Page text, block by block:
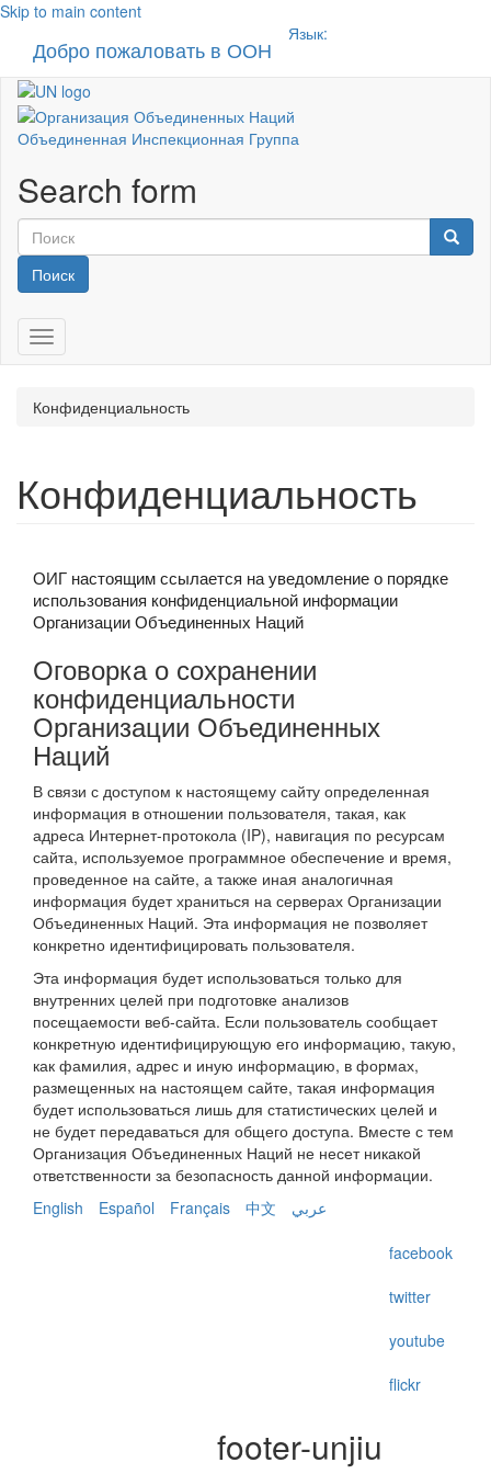
Skip to main content
Добро пожаловать в ООН
Язык:
Объединенная Инспекционная Группа
Search form
Поиск
Toggle navigation
Конфиденциальность
Конфиденциальность
ОИГ настоящим ссылается на уведомление о порядке
использования конфиденциальной информации
Организации Объединенных Наций
Оговорка о сохранении
конфиденциальности
Организации Объединенных
Наций
В связи с доступом к настоящему сайту определенная
информация в отношении пользователя, такая, как
адреса Интернет-протокола (IP), навигация по ресурсам
сайта, используемое программное обеспечение и время,
проведенное на сайте, а также иная аналогичная
информация будет храниться на серверах Организации
Объединенных Наций. Эта информация не позволяет
конкретно идентифицировать пользователя.
Эта информация будет использоваться только для
внутренних целей при подготовке анализов
посещаемости веб-сайта. Если пользователь сообщает
конкретную идентифицирующую его информацию, такую,
как фамилия, адрес и иную информацию, в формах,
размещенных на настоящем сайте, такая информация
будет использоваться лишь для статистических целей и
не будет передаваться для общего доступа. Вместе с тем
Организация Объединенных Наций не несет никакой
ответственности за безопасность данной информации.
English
Español Français 中文 عربي
facebook
twitter
youtube
flickr
footer-unjiu